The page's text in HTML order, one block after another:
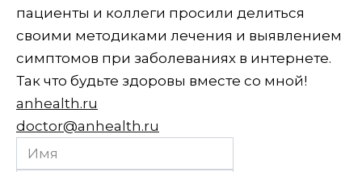
пациенты и коллеги просили делиться
своими методиками лечения и выявлением
симптомов при заболеваниях в интернете.
Так что будьте здоровы вместе со мной!
anhealth.ru
doctor@anhealth.ru